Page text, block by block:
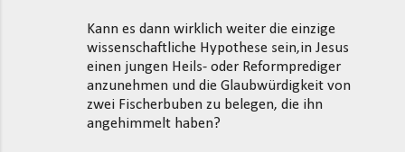
Kann es dann wirklich weiter die einzige
wissenschaftliche Hypothese sein,in Jesus
einen jungen Heils- oder Reformprediger
anzunehmen und die Glaubwürdigkeit von
zwei Fischerbuben zu belegen, die ihn
angehimmelt haben?